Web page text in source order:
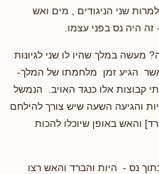
שני הניגודים , מים ואש
היה נס בפני עצמו.
במלך שהיו לו שני לגיונות
הגיע זמן מלחמתו של המלך-
קבוצות אלו כנגד האויב. הנמשל
והגיעה השעה שיש צורך להילחם
והאש באופן שיוכלו להכות
נס - היות והברד והאש רצו